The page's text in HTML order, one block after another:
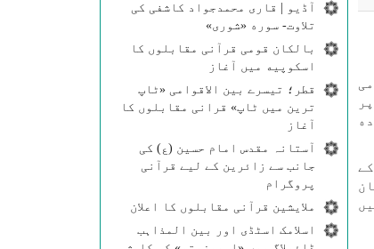
آڈیو | قاری محمدجواد کاشفی کی
تلاوت- سوره‌‌ «شوری»
بالکان قومی قرآنی مقابلوں کا
اسکوپیه میں آغاز
قطر؛ تیسرے بین الاقوامی «ٹاپ
ترین میں ٹاپ» قرانی مقابلوں کا
آغاز
آستانہ مقدس امام حسین (ع) کی
جانب سے زائرین کے لیے قرآنی
پروگرام
ملایشین قرآنی مقابلوں کا اعلان
اسلامک اسٹڈی اور بین المذاہب
کے